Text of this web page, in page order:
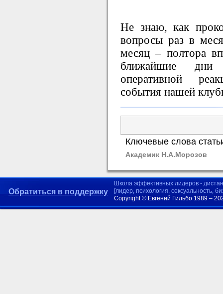
Не знаю, как
вопросы раз в
месяц – полтора
ближайшие дни
оперативной
события нашей
Ключевые слова
Академик Н.А.Морозов
Обратиться в поддержку
Школа эффективных лидеров -
[лидер, психология, сексуальность,
Copyright © Евгений Гильбо 1989 –